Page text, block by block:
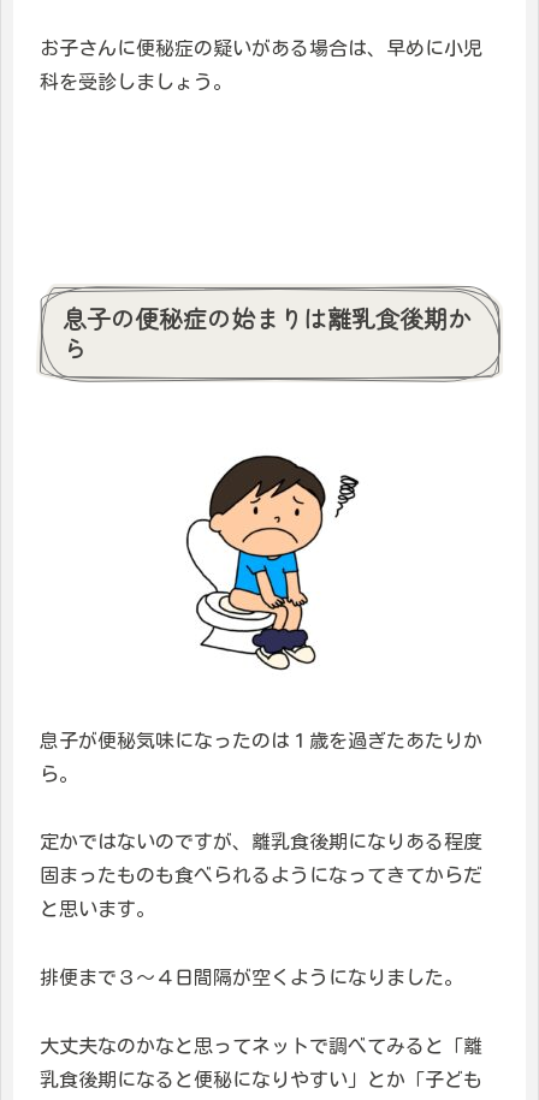
お子さんに便秘症の疑いがある場合は、早めに小児
科を受診しましょう。
息子の便秘症の始まりは離乳食後期か
ら
息子が便秘気味になったのは１歳を過ぎたあたりか
ら。
定かではないのですが、離乳食後期になりある程度
固まったものも食べられるようになってきてからだ
と思います。
排便まで３〜４日間隔が空くようになりました。
大丈夫なのかなと思ってネットで調べてみると「離
乳食後期になると便秘になりやすい」とか「子ども